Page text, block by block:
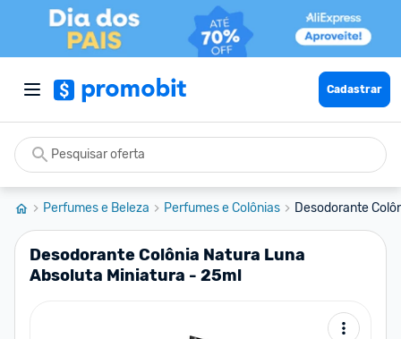
Cadastrar
Perfumes e Beleza Perfumes e Colônias Desodorante
Desodorante Colônia Natura Luna
Absoluta Miniatura - 25ml